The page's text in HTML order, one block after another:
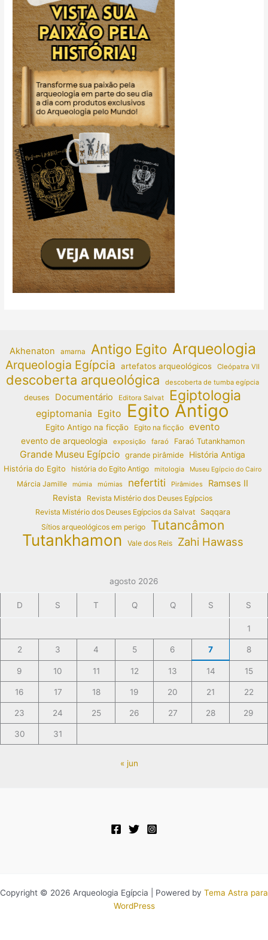
Akhenaton amarna Antigo Egito Arqueologia
Arqueologia Egípcia artefatos arqueológicos Cleópatra VII
descoberta arqueológica descoberta de tumba egípcia
deuses Documentário Editora Salvat Egiptologia
egiptomania Egito Egito Antigo
Egito Antigo na ficção Egito na ficção evento
evento de arqueologia exposição faraó Faraó Tutankhamon
Grande Museu Egípcio grande pirâmide
História Antiga
História do Egito
história do Egito Antigo mitologia Museu Egípcio do Cairo
Márcia Jamille múmia múmias nefertiti Pirâmides Ramses II
Revista
Revista Mistério dos Deuses Egípcios
Revista Mistério dos Deuses Egípcios da Salvat
Saqqara
Sítios arqueológicos em perigo
Tutancâmon
Tutankhamon Vale dos Reis Zahi Hawass
agosto 2026
D S T Q Q S S
1
2 3 4 5 6 7 8
9 10 11 12 13 14 15
16 17 18 19 20 21 22
23 24 25 26 27 28 29
30 31
« jun
Copyright © 2026 Arqueologia Egípcia | Powered by Tema Astra para
WordPress